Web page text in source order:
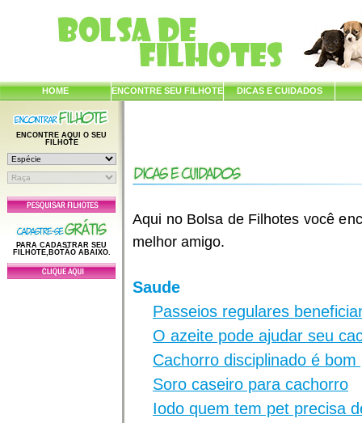
HOME ENCONTRE SEU FILHOTE DICAS E CUIDADOS
ENCONTRE AQUI O SEU
FILHOTE
PARA CADASTRAR SEU
FILHOTE,BOTÃO ABAIXO.
Aqui no Bolsa de Filhotes você
melhor amigo.
Saude
Passeios regulares
O azeite pode ajudar seu
Cachorro disciplinado é
Soro caseiro para cachorro
Iodo quem tem pet precisa